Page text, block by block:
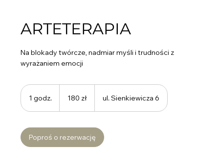
ARTETERAPIA
Na blokady twórcze, nadmiar myśli i trudności z
wyrażaniem emocji
1 godz.
d
z
polskich
180 zł ul. Sienkiewicza 6
Poproś o rezerwację